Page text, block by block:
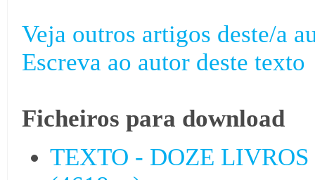
Veja outros artigos deste/a
Escreva ao autor deste texto
Ficheiros para download
TEXTO - DOZE